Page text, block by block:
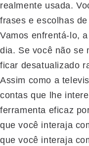
realmente usada.
frases e escolhas
Vamos enfrentá-lo,
dia. Se você não se
ficar desatualizado
Assim como a
contas que lhe
ferramenta eficaz
que você interaja
que você interaja